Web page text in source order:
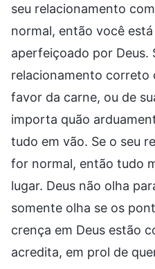
seu relacionamento
normal, então você
aperfeiçoado por Deus.
relacionamento correto
favor da carne, ou de
importa quão
tudo em vão. Se o seu
for normal, então tudo
lugar. Deus não olha
somente olha se os
crença em Deus estão
acredita, em prol de